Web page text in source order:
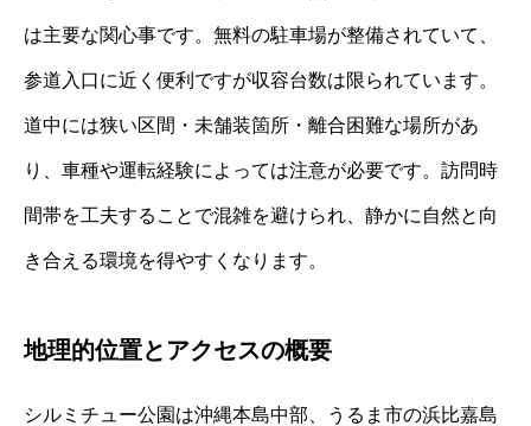
は主要な関心事です。無料の駐車場が整備されていて、
参道入口に近く便利ですが収容台数は限られています。
道中には狭い区間・未舗装箇所・離合困難な場所があ
り、車種や運転経験によっては注意が必要です。訪問時
間帯を工夫することで混雑を避けられ、静かに自然と向
き合える環境を得やすくなります。
地理的位置とアクセスの概要
シルミチュー公園は沖縄本島中部、うるま市の浜比嘉島